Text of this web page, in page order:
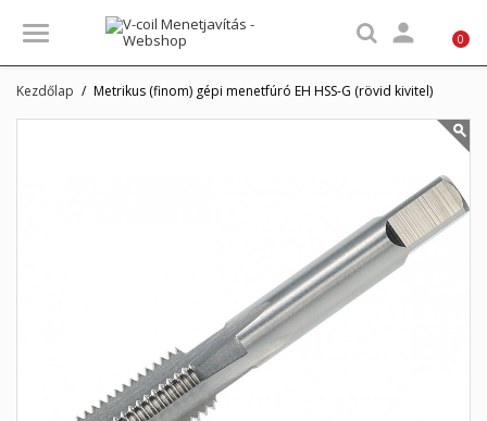
 0
Kezdőlap Metrikus (finom) gépi menetfúró EH HSS-G (rövid kivitel)